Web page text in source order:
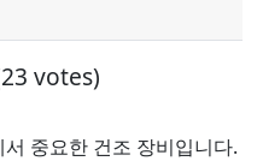
votes)
중요한 건조 장비입니다.